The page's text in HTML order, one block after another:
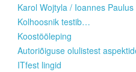
Karol Wojtyla / Ioannes
Kolhoosnik testib…
Koostööleping
Autoriõiguse olulistest
ITfest lingid